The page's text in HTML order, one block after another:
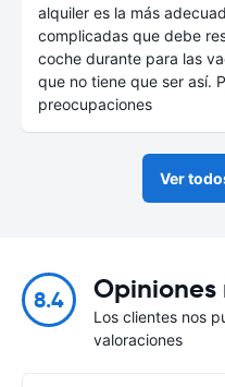
alquiler es la más
complicadas que debe
coche durante para las
que no tiene que ser así.
preocupaciones
Ver
8.4 Opiniones
Los clientes nos
valoraciones